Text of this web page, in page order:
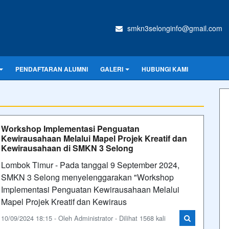
smkn3selonginfo@gmail.com
PENDAFTARAN ALUMNI GALERI HUBUNGI KAMI
Workshop Implementasi Penguatan
Kewirausahaan Melalui Mapel Projek Kreatif dan
Kewirausahaan di SMKN 3 Selong
Lombok Timur - Pada tanggal 9 September 2024,
SMKN 3 Selong menyelenggarakan "Workshop
Implementasi Penguatan Kewirausahaan Melalui
Mapel Projek Kreatif dan Kewiraus
10/09/2024 18:15 - Oleh Administrator - Dilihat 1568 kali